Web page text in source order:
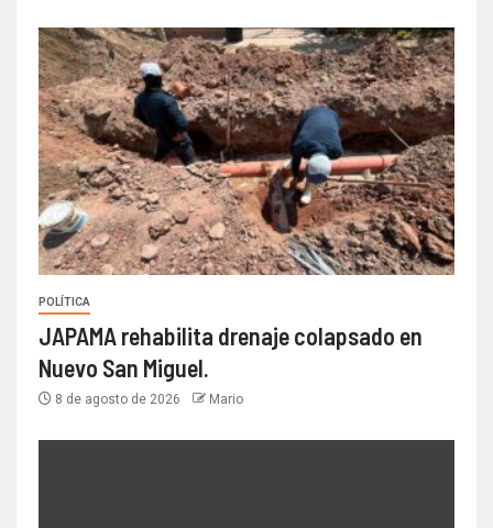
POLÍTICA
JAPAMA rehabilita drenaje colapsado en
Nuevo San Miguel.
8 de agosto de 2026 Mario